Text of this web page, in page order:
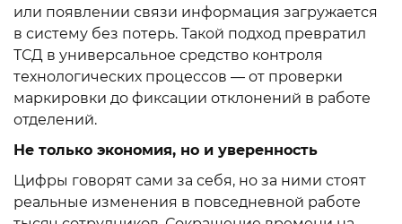
или появлении связи информация загружается
в систему без потерь. Такой подход превратил
ТСД в универсальное средство контроля
технологических процессов — от проверки
маркировки до фиксации отклонений в работе
отделений.
Не только экономия, но и уверенность
Цифры говорят сами за себя, но за ними стоят
реальные изменения в повседневной работе